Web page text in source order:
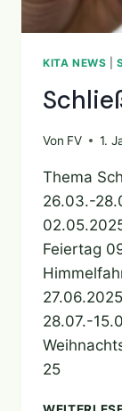
KITA NEWS |
Von FV 1.
Thema
26.03.-
Feiertag
28.07.-
25